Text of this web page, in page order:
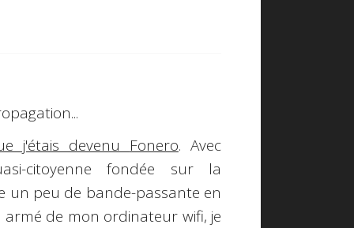
j'étais devenu Fonero. Avec
citoyenne fondée sur la
un peu de bande-passante en
de mon ordinateur wifi, je